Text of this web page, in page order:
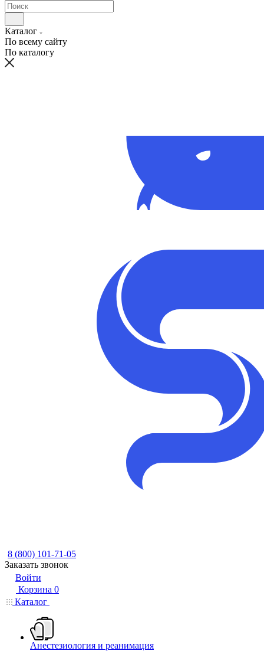
Каталог
По всему сайту
По каталогу
8 (800) 101-71-05
Заказать звонок
Войти
Корзина 0
Каталог
Анестезиология и реанимация